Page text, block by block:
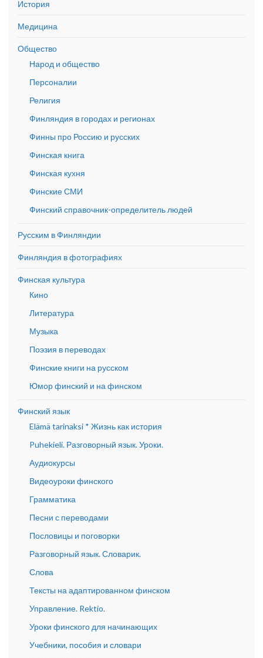
История
Медицина
Общество
Народ и общество
Персоналии
Религия
Финляндия в городах и регионах
Финны про Россию и русских
Финская книга
Финская кухня
Финские СМИ
Финский справочник-определитель людей
Русским в Финляндии
Финляндия в фотографиях
Финская культура
Кино
Литература
Музыка
Поэзия в переводах
Финские книги на русском
Юмор финский и на финском
Финский язык
Elämä tarinaksi * Жизнь как история
Puhekieli. Разговорный язык. Уроки.
Аудиокурсы
Видеоуроки финского
Грамматика
Песни с переводами
Пословицы и поговорки
Разговорный язык. Словарик.
Слова
Тексты на адаптированном финском
Управление. Rektio.
Уроки финского для начинающих
Учебники, пособия и словари